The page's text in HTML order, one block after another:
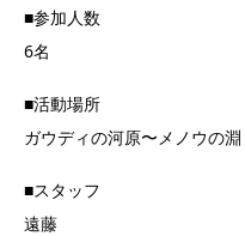
■参加人数
6名
■活動場所
ガウディの河原〜メノウの淵
■スタッフ
遠藤